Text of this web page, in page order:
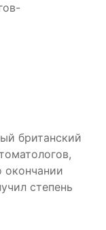
британский
окончании
степень